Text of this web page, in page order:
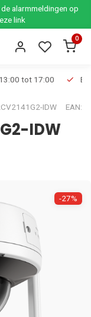
de alarmmeldingen op
link
0
tot 17:00
IDW EAN:
IDW
-27%